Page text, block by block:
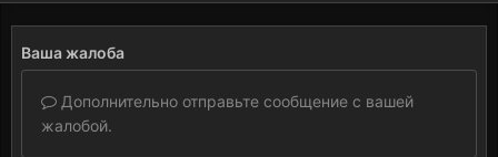
Ваша жалоба
Дополнительно отправьте сообщение с вашей
жалобой.